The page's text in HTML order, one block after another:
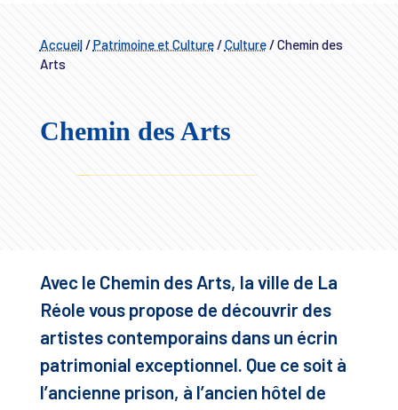
Accueil/Patrimoine et Culture/Culture/Chemin des
Arts
Chemin des Arts
Avec le Chemin des Arts, la ville de La
Réole vous propose de découvrir des
artistes contemporains dans un écrin
patrimonial exceptionnel. Que ce soit à
l’ancienne prison, à l’ancien hôtel de